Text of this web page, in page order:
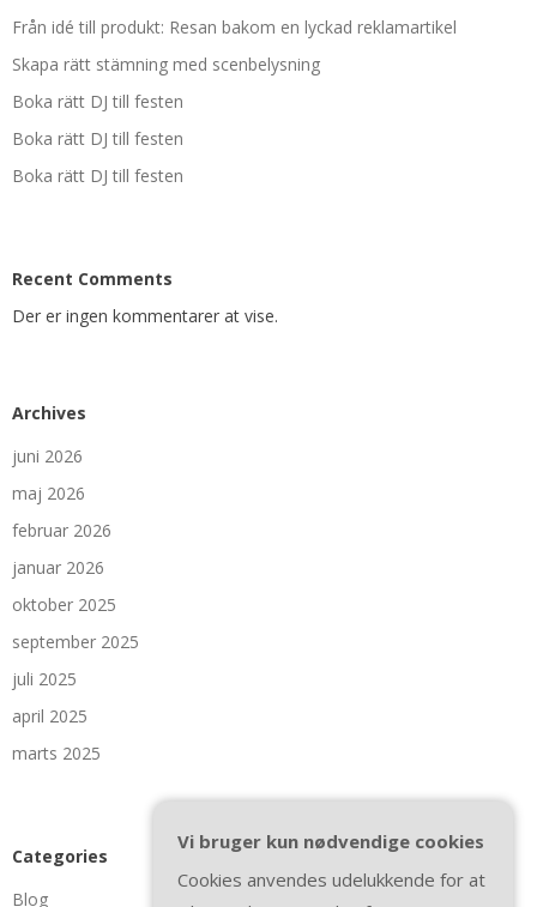
Från idé till produkt: Resan bakom en lyckad reklamartikel
Skapa rätt stämning med scenbelysning
Boka rätt DJ till festen
Boka rätt DJ till festen
Boka rätt DJ till festen
Recent Comments
Der er ingen kommentarer at vise.
Archives
juni 2026
maj 2026
februar 2026
januar 2026
oktober 2025
september 2025
juli 2025
april 2025
marts 2025
Categories
Blog
Vi bruger kun nødvendige cookies
Cookies anvendes udelukkende for at